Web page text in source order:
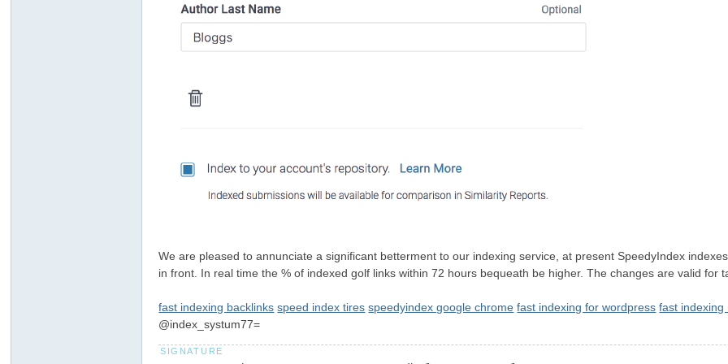
We are pleased to annunciate a significant betterment to our indexing service, at present SpeedyIndex
in front. In real time the % of indexed golf links within 72 hours bequeath be higher. The changes are valid for
fast indexing backlinks speed index tires speedyindex google chrome fast indexing for wordpress fast indexing
@index_systum77=